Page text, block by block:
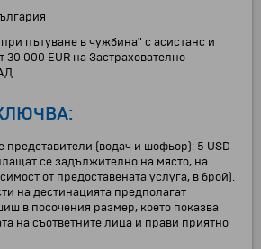
пътуване в чужбина" с асистанс и
30 000 EUR на Застрахователно
представители (водач и шофьор): 5 USD
се задължително на място, на
от предоставената услуга, в брой).
на дестинацията предполагат
в посочения размер, което показва
на съответните лица и прави приятно